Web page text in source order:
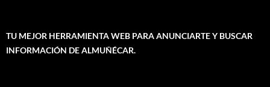
TU MEJOR HERRAMIENTA WEB PARA ANUNCIARTE Y BUSCAR
INFORMACIÓN DE ALMUÑÉCAR.